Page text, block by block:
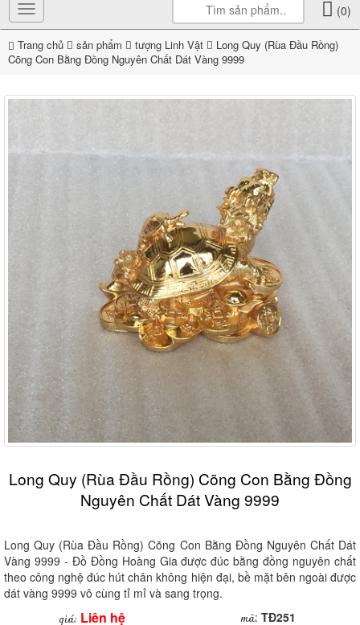
Toggle
navigation
(0)
Trang chủ sản phẩm tượng Linh Vật
Long Quy (Rùa Đầu Rồng)
Cõng Con Bằng Đồng Nguyên Chất Dát Vàng 9999
Long Quy (Rùa Đầu Rồng) Cõng Con Bằng Đồng
Nguyên Chất Dát Vàng 9999
Long Quy (Rùa Đầu Rồng) Cõng Con Bằng Đồng Nguyên Chất Dát
Vàng 9999 - Đồ Đồng Hoàng Gia được đúc bằng đồng nguyên chất
theo công nghệ đúc hút chân không hiện đại, bề mặt bên ngoài được
dát vàng 9999 vô cùng tỉ mỉ và sang trọng.
giá: Liên hệ mã: TĐ251